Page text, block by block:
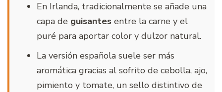
En Irlanda, tradicionalmente se añade una
capa de guisantes entre la carne y el
puré para aportar color y dulzor natural.
La versión española suele ser más
aromática gracias al sofrito de cebolla, ajo,
pimiento y tomate, un sello distintivo de